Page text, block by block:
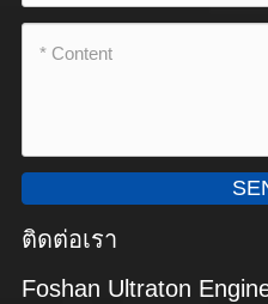
ติดต่อเรา
Foshan Ultraton